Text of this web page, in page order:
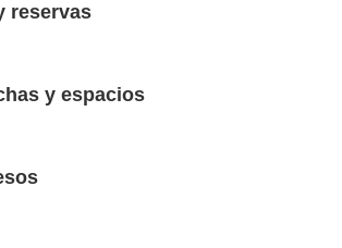
reservas
y espacios